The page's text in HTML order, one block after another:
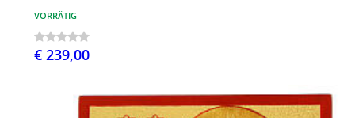
VORRÄTIG
€ 239,00